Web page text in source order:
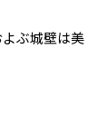
ぶ城壁は美